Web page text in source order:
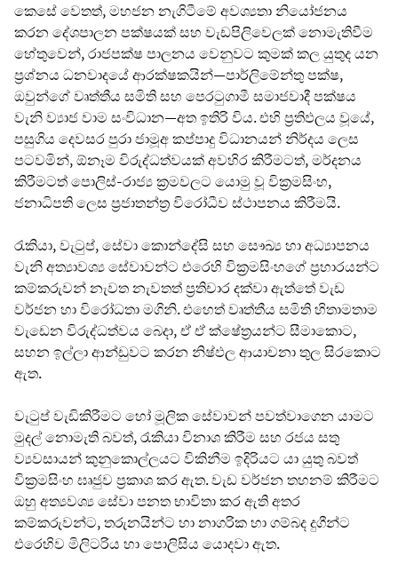
කෙසේ වෙතත්, මහජන නැගිටීමේ අවශ්‍යතා නියෝජනය
කරන දේශපාලන පක්ෂයක් සහ වැඩපිලිවෙලක් නොමැතිවීම
හේතුවෙන්, රාජපක්ෂ පාලනය වෙනුවට කුමක් කල යුතුද යන
ප්‍රශ්නය ධනවාදයේ ආරක්ෂකයින්—පාර්ලිමේන්තු පක්ෂ,
ඔවුන්ගේ වෘත්තීය සමිති සහ පෙරටුගාමී සමාජවාදී පක්ෂය
වැනි ව්‍යාජ වාම සංවිධාන—අත ඉතිරි විය. එහි ප්‍රතිඵලය වූයේ,
පසුගිය දෙවසර පුරා ජාමූඅ කප්පාදු විධානයන් නිර්දය ලෙස
පටවමින්, ඕනෑම විරුද්ධත්වයක් අවහිර කිරීමටත්, මර්දනය
කිරීමටත් පොලිස්-රාජ්‍ය ක්‍රමවලට යොමු වූ වික්‍රමසිංහ,
ජනාධිපති ලෙස ප්‍රජාතන්ත්‍ර විරෝධීව ස්ථාපනය කිරීමයි.
රැකියා, වැටුප්, සේවා කොන්දේසි සහ සෞඛ්‍ය හා අධ්‍යාපනය
වැනි අත්‍යාවශ්‍ය සේවාවන්ට එරෙහි වික්‍රමසිංහගේ ප්‍රහාරයන්ට
කම්කරුවන් නැවත නැවතත් ප්‍රතිචාර දක්වා ඇත්තේ වැඩ
වර්ජන හා විරෝධතා මගිනි. එහෙත් වෘත්තීය සමිති හිතාමතාම
වැඩෙන විරුද්ධත්වය බෙදා, ඒ ඒ ක්ෂේත්‍රයන්ට සීමාකොට,
සහන ඉල්ලා ආන්ඩුවට කරන නිෂ්ඵල ආයාචනා තුල සිරකොට
ඇත.
වැටුප් වැඩිකිරීමට හෝ මූලික සේවාවන් පවත්වාගෙන යාමට
මුදල් නොමැති බවත්, රැකියා විනාශ කිරීම සහ රජය සතු
ව්‍යවසායන් කුනුකොල්ලයට විකිනීම ඉදිරියට යා යුතු බවත්
වික්‍රමසිංහ ඝෘජුව ප්‍රකාශ කර ඇත. වැඩ වර්ජන තහනම් කිරීමට
ඔහු අත්‍යවශ්‍ය සේවා පනත භාවිතා කර ඇති අතර
කම්කරුවන්ට, තරුනයින්ට හා නාගරික හා ගම්බද දුගීන්ට
එරෙහිව මිලිටරිය හා පොලිසිය යොදවා ඇත.